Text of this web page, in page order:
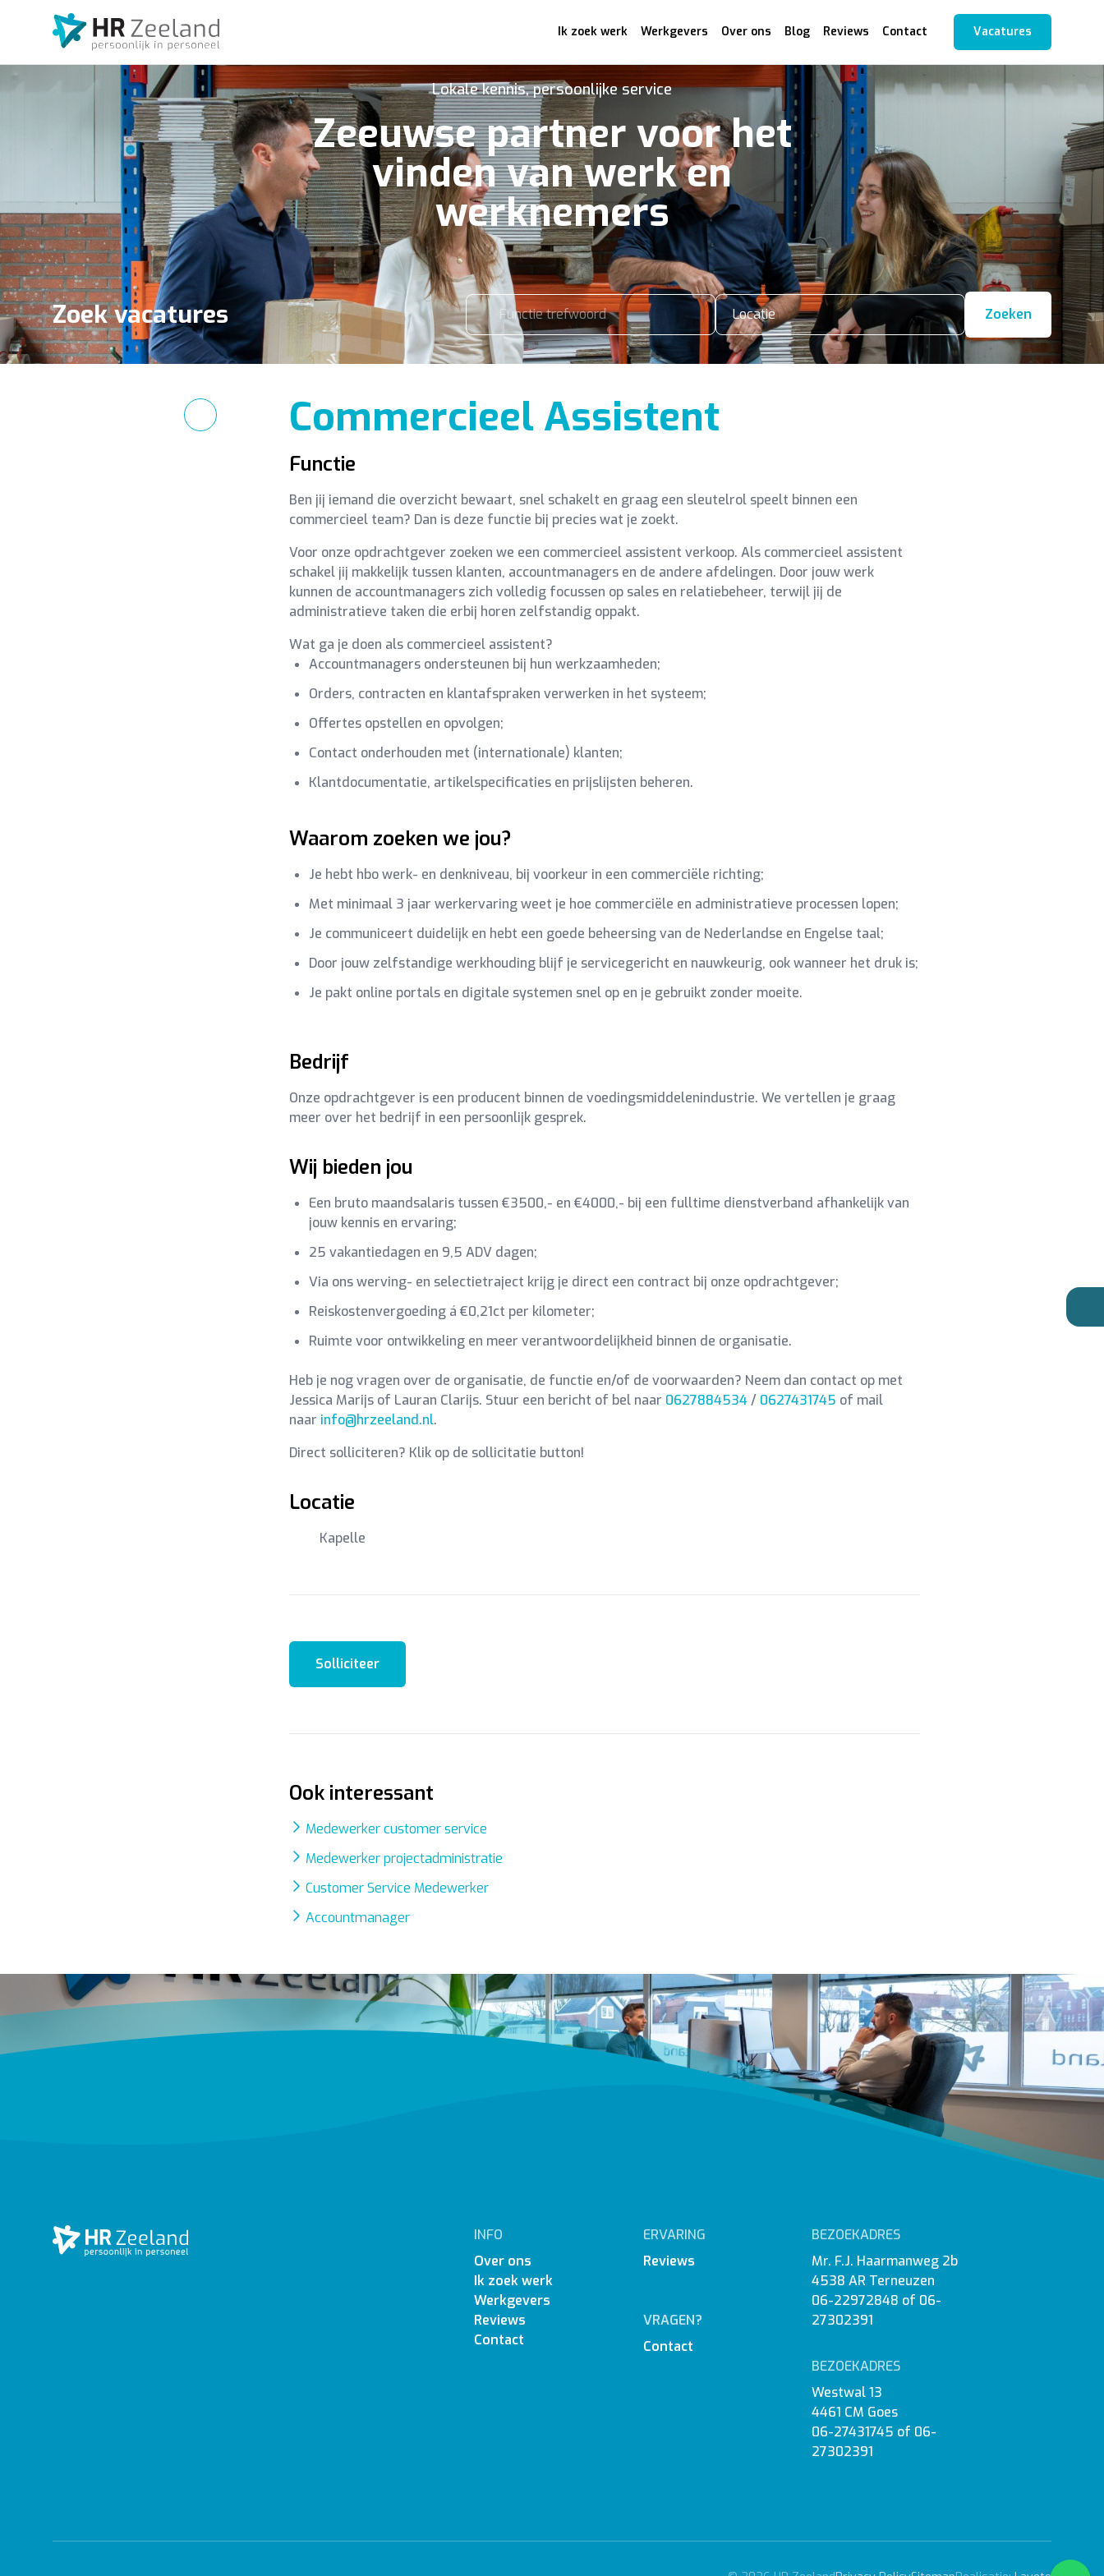
Ik zoek werk Werkgevers Over ons Blog Reviews Contact Vacatures
Lokale kennis, persoonlijke service
Zeeuwse partner voor het
vinden van werk en
werknemers
Zoek vacatures Locatie Zoeken
Commercieel Assistent
Functie
Ben jij iemand die overzicht bewaart, snel schakelt en graag een sleutelrol speelt binnen een
commercieel team? Dan is deze functie bij precies wat je zoekt.
Voor onze opdrachtgever zoeken we een commercieel assistent verkoop. Als commercieel assistent
schakel jij makkelijk tussen klanten, accountmanagers en de andere afdelingen. Door jouw werk
kunnen de accountmanagers zich volledig focussen op sales en relatiebeheer, terwijl jij de
administratieve taken die erbij horen zelfstandig oppakt.
Wat ga je doen als commercieel assistent?
Accountmanagers ondersteunen bij hun werkzaamheden;
Orders, contracten en klantafspraken verwerken in het systeem;
Offertes opstellen en opvolgen;
Contact onderhouden met (internationale) klanten;
Klantdocumentatie, artikelspecificaties en prijslijsten beheren.
Waarom zoeken we jou?
Je hebt hbo werk- en denkniveau, bij voorkeur in een commerciële richting;
Met minimaal 3 jaar werkervaring weet je hoe commerciële en administratieve processen lopen;
Je communiceert duidelijk en hebt een goede beheersing van de Nederlandse en Engelse taal;
Door jouw zelfstandige werkhouding blijf je servicegericht en nauwkeurig, ook wanneer het druk is;
Je pakt online portals en digitale systemen snel op en je gebruikt zonder moeite.
Bedrijf
Onze opdrachtgever is een producent binnen de voedingsmiddelenindustrie. We vertellen je graag
meer over het bedrijf in een persoonlijk gesprek.
Wij bieden jou
Een bruto maandsalaris tussen €3500,- en €4000,- bij een fulltime dienstverband afhankelijk van
jouw kennis en ervaring;
25 vakantiedagen en 9,5 ADV dagen;
Via ons werving- en selectietraject krijg je direct een contract bij onze opdrachtgever;
Reiskostenvergoeding á €0,21ct per kilometer;
Ruimte voor ontwikkeling en meer verantwoordelijkheid binnen de organisatie.
Heb je nog vragen over de organisatie, de functie en/of de voorwaarden? Neem dan contact op met
Jessica Marijs of Lauran Clarijs. Stuur een bericht of bel naar 0627884534 / 0627431745 of mail
naar info@hrzeeland.nl.
Direct solliciteren? Klik op de sollicitatie button!
Locatie
Kapelle
Solliciteer
Ook interessant
Medewerker customer service
Medewerker projectadministratie
Customer Service Medewerker
Accountmanager
INFO
Over ons
Ik zoek werk
Werkgevers
Reviews
Contact
ERVARING
Reviews
VRAGEN?
Contact
BEZOEKADRES
Mr. F.J. Haarmanweg 2b
4538 AR Terneuzen
06-22972848 of 06-
27302391
BEZOEKADRES
Westwal 13
4461 CM Goes
06-27431745 of 06-
27302391